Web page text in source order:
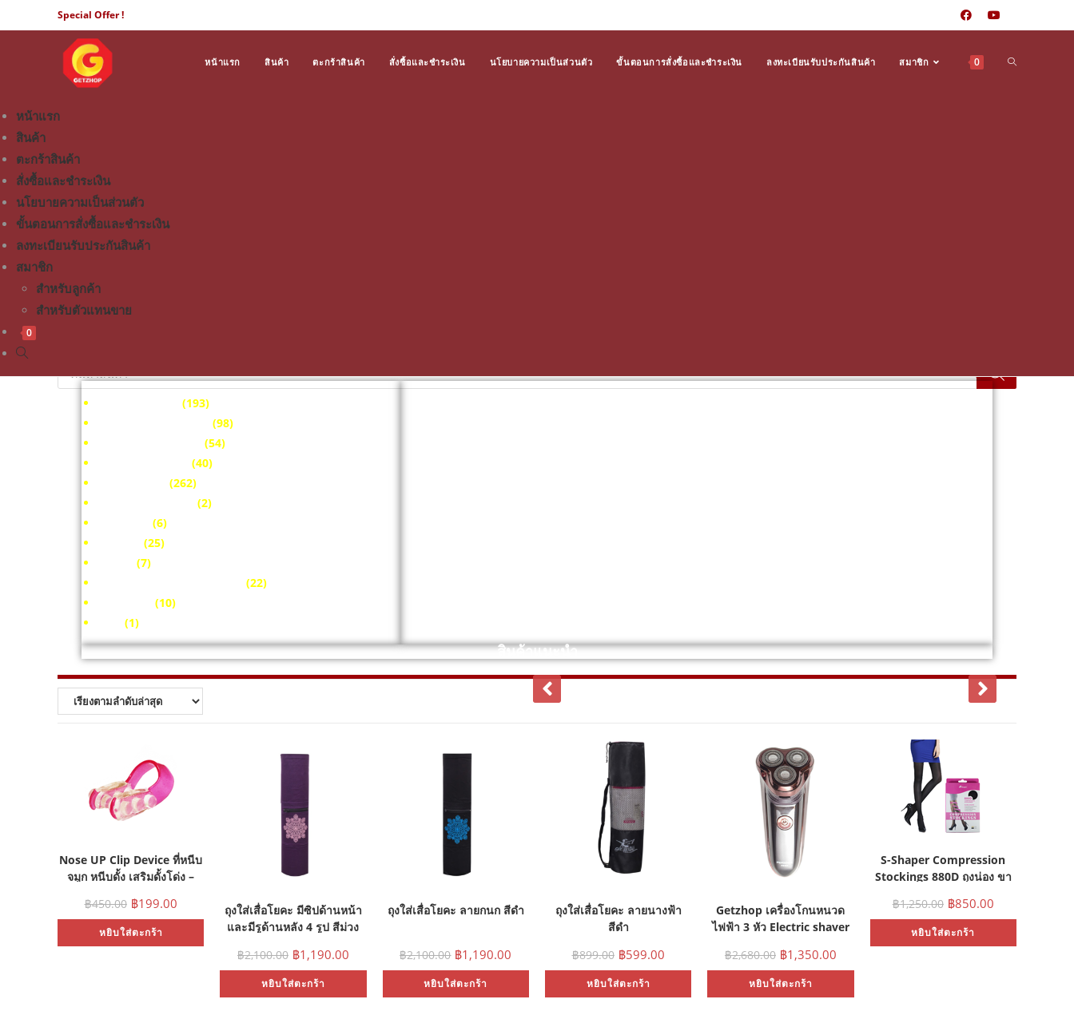
Special Offer !
หน้าแรก สินค้า ตะกร้าสินค้า สั่งซื้อและชำระเงิน นโยบายความเป็นส่วนตัว ขั้นตอนการสั่งซื้อและชำระเงิน ลงทะเบียนรับประกันสินค้า สมาชิก 0
หน้าแรก
สินค้า
ตะกร้าสินค้า
สั่งซื้อและชำระเงิน
นโยบายความเป็นส่วนตัว
ขั้นตอนการสั่งซื้อและชำระเงิน
ลงทะเบียนรับประกันสินค้า
สมาชิก
สำหรับลูกค้า
สำหรับตัวแทนขาย
0
(193)
(98)
(54)
(40)
(262)
(2)
(6)
(25)
(7)
(22)
(10)
(1)
สินค้าแนะนำ
Nose UP Clip Device ที่หนีบ
จมูก หนีบดั้ง เสริมดั้งโด่ง –
฿450.00 ฿199.00
หยิบใส่ตะกร้า
ถุงใส่เสื่อโยคะ มีซิปด้านหน้า
และมีรูด้านหลัง 4 รูป สีม่วง
฿2,100.00 ฿1,190.00
หยิบใส่ตะกร้า
ถุงใส่เสื่อโยคะ ลายกนก สีดำ
฿2,100.00 ฿1,190.00
หยิบใส่ตะกร้า
ถุงใส่เสื่อโยคะ ลายนางฟ้า
สีดำ
฿899.00 ฿599.00
หยิบใส่ตะกร้า
Getzhop เครื่องโกนหนวด
ไฟฟ้า 3 หัว Electric shaver
฿2,680.00 ฿1,350.00
หยิบใส่ตะกร้า
S-Shaper Compression
Stockings 880D ถุงน่อง ขา
฿1,250.00 ฿850.00
หยิบใส่ตะกร้า